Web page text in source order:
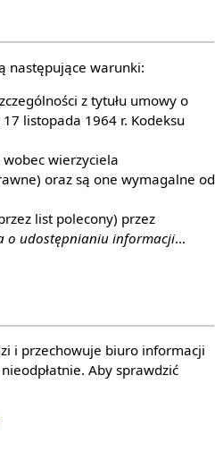
następujące warunki:
z tytułu umowy o
listopada 1964 r. Kodeksu
wierzyciela
oraz są one wymagalne od
list polecony) przez
o udostępnianiu informacji…
i przechowuje biuro informacji
Aby sprawdzić